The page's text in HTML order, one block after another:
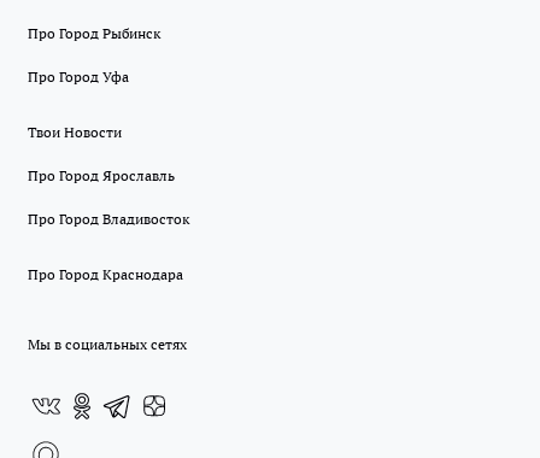
Про Город Рыбинск
Про Город Уфа
Твои Новости
Про Город Ярославль
Про Город Владивосток
Про Город Краснодара
Мы в социальных сетях